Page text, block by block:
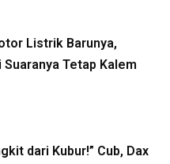
Listrik Barunya,
Tetap Kalem
dari Kubur!” Cub, Dax